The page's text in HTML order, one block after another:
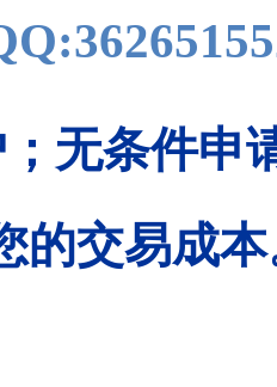
无条件申
的交易成